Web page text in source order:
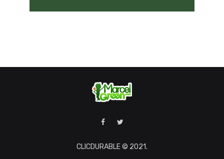
CLICDURABLE © 2021.